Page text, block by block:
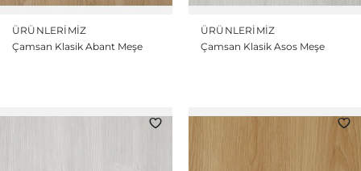
ÜRÜNLERIMIZ
Çamsan Klasik Abant Meşe
ÜRÜNLERIMIZ
Çamsan Klasik Asos Meşe